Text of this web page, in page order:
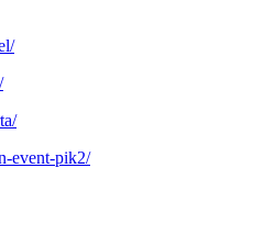
event-pik2/